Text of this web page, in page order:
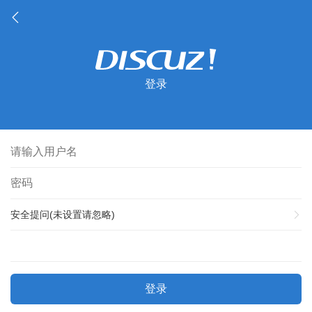
登录
安全提问(未设置请忽略)
登录